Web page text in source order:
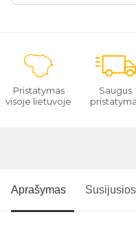
Pristatymas
visoje lietuvoje
Saugus
Aprašymas